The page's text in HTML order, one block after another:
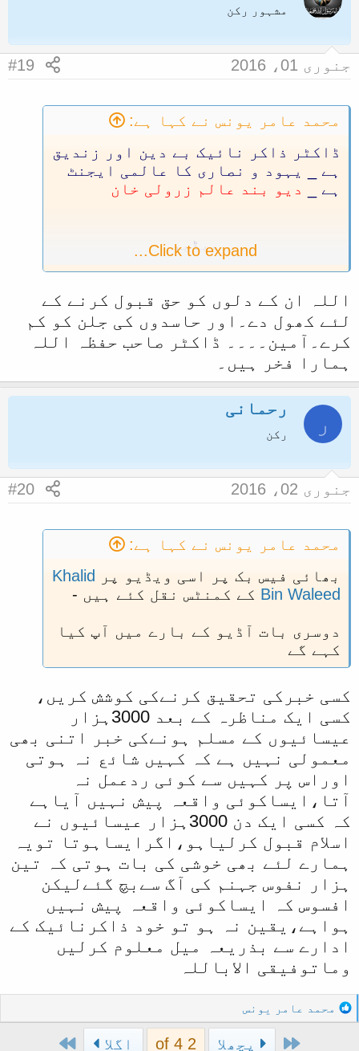
مشہور رکن
جنوری 01، 2016 #19
محمد عامر یونس نے کہا ہے:
ڈاکٹر ذاکر نائیک بے دین اور زندیق
ہے _ یہود و نصاری کا عالمی ایجنٹ
ہے _
دیو بند عالم زرولی خان
ویڈیو
لنک
بعض لوگ اسلام کی سچی خدمت کرنے سے
نام کما کر دین کے عظیم شخصیتوں
میں شمار ھو جاتے ھیں جیسے کے
ڈاکٹر ذاکر نائک حفظہ اللہ اور بعض
میں ایسی کوئی صلاحیت ھوتی نہی تو
دنیا کی عظیم شخصیتوں کی مخالفت کر
کے نام کمانے چاھتے ھیں لیکن اللہ
رسوا ھو جاتے ھیں جیسے کے مفتی زر
Click to expand...
اللہ ان کے دلوں کو حق قبول کرنے کے
لئے کھول دے۔اور حاسدوں کی جلن کو کم
کرے۔آمین۔۔۔۔ ڈاکٹر صاحب حفظہ اللہ
ہمارا فخر ہیں۔
ر
رحمانی
رکن
جنوری 02، 2016 #20
محمد عامر یونس نے کہا ہے:
بھائی فیس بک پر اسی ویڈیو پر
Khalid
Bin Waleed کے کمنٹس نقل کئے ہیں -
دوسری بات آڈیو کے بارے میں آپ کیا
کہے گے
کسی خبرکی تحقیق کرنےکی کوشش کریں،
کسی ایک مناظرہ کے بعد 3000ہزار
عیسائیوں کے مسلم ہونےکی خبر اتنی بھی
معمولی نہیں ہے کہ کہیں شائع نہ ہوتی
اوراس پر کہیں سے کوئی ردعمل نہ
آتا،ایساکوئی واقعہ پیش نہیں آیاہے
کہ کسی ایک دن 3000ہزار عیسائیوں نے
اسلام قبول کرلیاہو،اگرایساہوتا تویہ
ہمارے لئے بھی خوشی کی بات ہوتی کہ تین
ہزار نفوس جہنم کی آگ سےبچ گئےلیکن
افسوس کہ ایساکوئی واقعہ پیش نہیں
ہواہے،یقین نہ ہو تو خود ذاکرنائیک کے
ادارے سے بذریعہ میل معلوم کرلیں
وماتوفیقی الاباللہ
R
e
محمد عامر یونس
First پچھلا 2 of 4 اگلا Last